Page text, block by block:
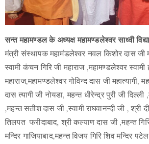
सन्त महामण्डल के अध्यक्ष महामण्डलेश्वर साध्वी
मंत्री संस्थापक महामंडलेश्वर नवल किशोर दास जी
स्वामी कंचन गिरि जी महाराज ,महामण्डलेश्वर स्वामी
महाराज,महामण्डलेश्वर गोविन्द दास जी महात्यागी,
दास त्यागी जी नोयडा, महन्त धीरेन्द्र पुरी जी दिल्ली
,महन्त सतीश दास जी ,स्वामी राघवानन्दी जी , श्री
तिलपत फरीदाबाद, श्री कल्याण दास जी ,महन्त
मन्दिर गाजियाबाद,महन्त विजय गिरि शिव मन्दिर